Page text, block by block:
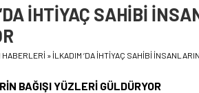
SAMSUN YANACAK!
BİLİMİN İZİNDE!
İHTİYAÇ SAHİBİ
HABERLERİ » İLKADIM ‘DA İHTİYAÇ SAHİBİ
BAĞIŞI YÜZLERİ GÜLDÜRYOR